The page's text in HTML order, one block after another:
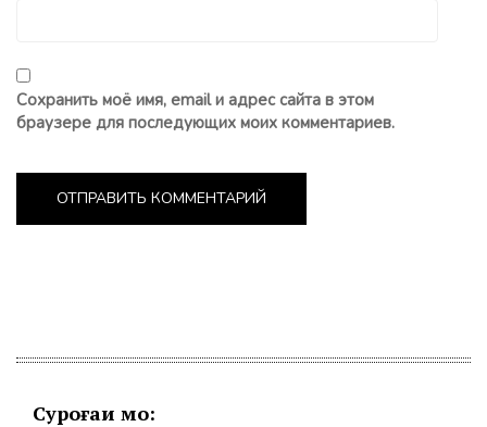
Сохранить моё имя, email и адрес сайта в этом
браузере для последующих моих комментариев.
Суроғаи мо: